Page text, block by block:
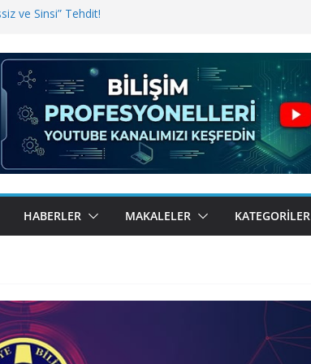
ve Sinsi” Tehdit!
Bugün BulutTahsilat’ta
Kemal Oral Tüm Sorularımızı
HABERLER MAKALELER KATEGORILER